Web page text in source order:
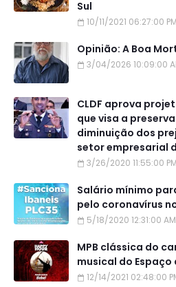
Sul
10/11/2021 06:27:00 PM
Opinião: A Boa
3/04/2026 10:09:00
CLDF aprova
que visa a
diminuição dos
setor empresarial
3/26/2020 11:55:00 PM
Salário mínimo
pelo coronavírus
5/18/2020 12:31:00 AM
MPB clássica do
musical do Espaço
12/14/2021 02:48:00